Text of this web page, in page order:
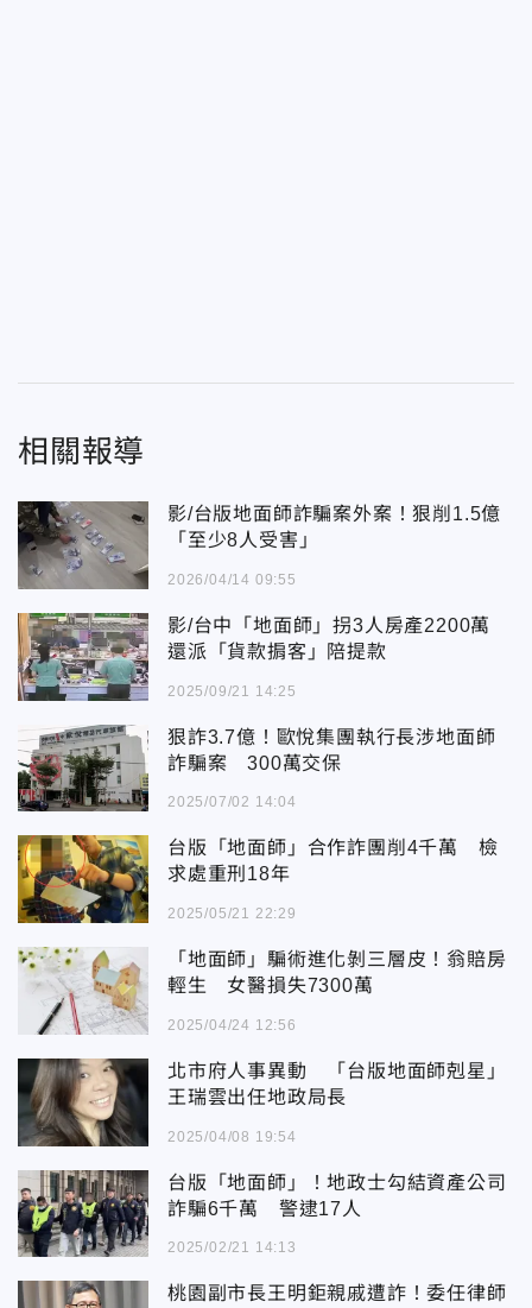
相關報導
影/台版地面師詐騙案外案！狠削1.5億
「至少8人受害」
2026/04/14 09:55
影/台中「地面師」拐3人房產2200萬
還派「貨款掮客」陪提款
2025/09/21 14:25
狠詐3.7億！歐悅集團執行長涉地面師
詐騙案 300萬交保
2025/07/02 14:04
台版「地面師」合作詐團削4千萬 檢
求處重刑18年
2025/05/21 22:29
「地面師」騙術進化剝三層皮！翁賠房
輕生 女醫損失7300萬
2025/04/24 12:56
北市府人事異動 「台版地面師剋星」
王瑞雲出任地政局長
2025/04/08 19:54
台版「地面師」！地政士勾結資產公司
詐騙6千萬 警逮17人
2025/02/21 14:13
桃園副市長王明鉅親戚遭詐！委任律師